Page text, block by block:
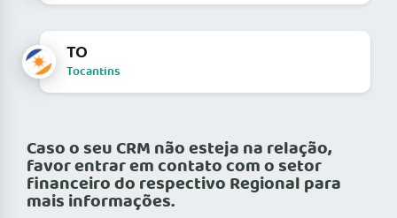
TO
Tocantins
Caso o seu CRM não esteja na relação,
favor entrar em contato com o setor
financeiro do respectivo Regional para
mais informações.